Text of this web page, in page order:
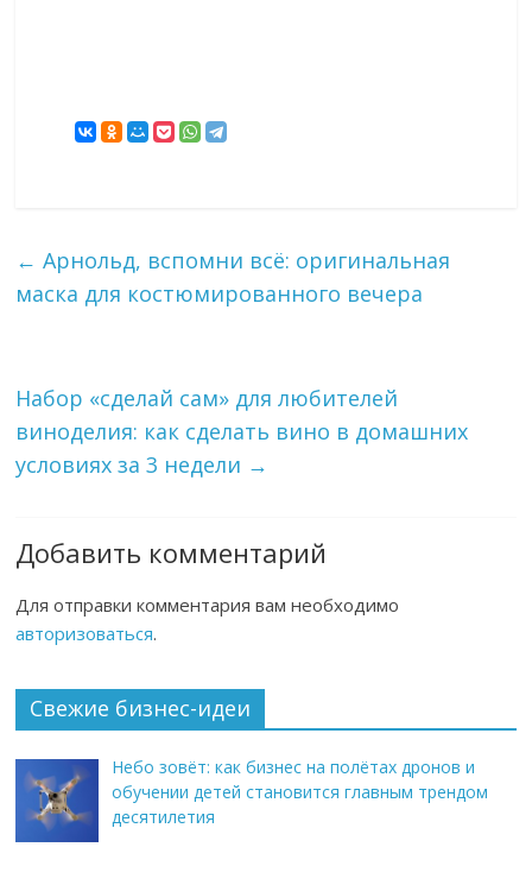
← Арнольд, вспомни всё: оригинальная
маска для костюмированного вечера
Набор «сделай сам» для любителей
виноделия: как сделать вино в домашних
условиях за 3 недели →
Добавить комментарий
Для отправки комментария вам необходимо
авторизоваться.
Свежие бизнес-идеи
Небо зовёт: как бизнес на полётах дронов и
обучении детей становится главным трендом
десятилетия